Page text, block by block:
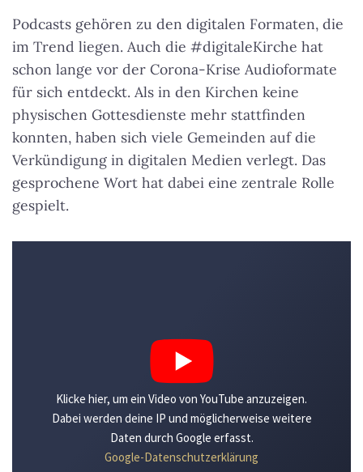
Podcasts gehören zu den digitalen Formaten, die
im Trend liegen. Auch die #digitaleKirche hat
schon lange vor der Corona-Krise Audioformate
für sich entdeckt. Als in den Kirchen keine
physischen Gottesdienste mehr stattfinden
konnten, haben sich viele Gemeinden auf die
Verkündigung in digitalen Medien verlegt. Das
gesprochene Wort hat dabei eine zentrale Rolle
gespielt.
Klicke hier, um ein Video von YouTube anzuzeigen.
Dabei werden deine IP und möglicherweise weitere
Daten durch Google erfasst.
Google-Datenschutzerklärung